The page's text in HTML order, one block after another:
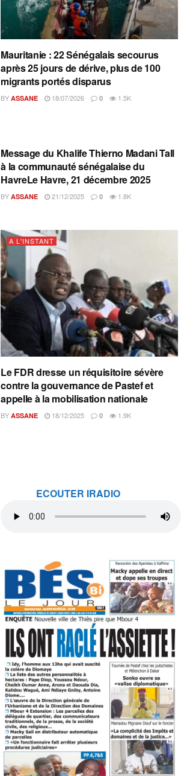
Mauritanie : 22 Sénégalais secourus
après 25 jours de dérive, plus de 100
migrants portés disparus
BY ASSANE 18/07/2026 0 1.5K
A L'INSTANT
Message du Khalife Thierno Madani Tall
à la communauté sénégalaise du
HavreLe Havre, 21 décembre 2025
BY ASSANE 21/12/2025 0 1.8K
A L'INSTANT
Le FDR dresse un réquisitoire sévère
contre la gouvernance de Pastef et
appelle à la mobilisation nationale
BY ASSANE 18/12/2025 0 1.9K
ECOUTER IRADIO